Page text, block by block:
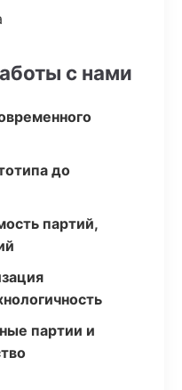
с нами
до
партий,
партии и